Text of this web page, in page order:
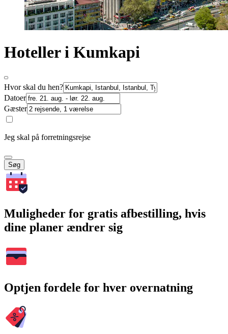
Hoteller i Kumkapi
Hvor skal du hen?
Datoer
Gæster
Jeg skal på forretningsrejse
Søg
Muligheder for gratis afbestilling, hvis
dine planer ændrer sig
Optjen fordele for hver overnatning